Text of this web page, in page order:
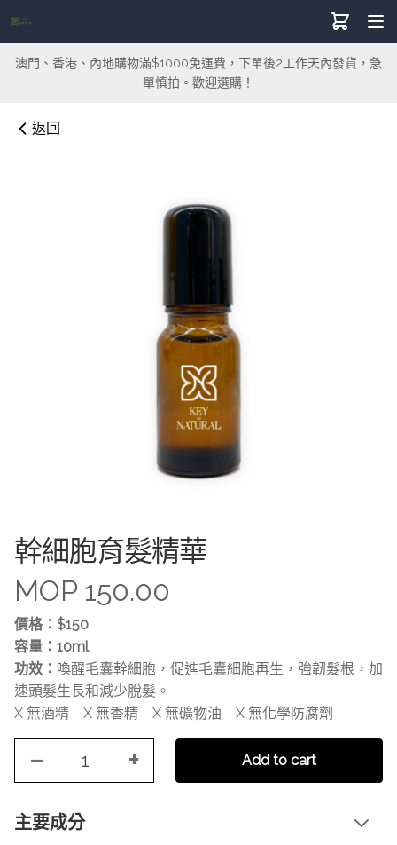
澳門、香港、內地購物滿$1000免運費，下單後2工作天內發貨，急
單慎拍。歡迎選購！
返回
幹細胞育髮精華
MOP 150.00
價格：$150
容量：10ml
功效： 喚醒毛囊幹細胞，促進毛囊細胞再生，強韌髮根，加
速頭髮生長和減少脫髮。
X 無酒精 X 無香精 X 無礦物油 X 無化學防腐劑
−
育
+ Add to cart
主要成分